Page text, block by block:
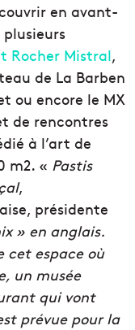
en avant-
Rocher Mistral,
de La Barben
ou encore le MX
de rencontres
à l’art de
m2. « Pastis
,
présidente
» en anglais.
cet espace où
un musée
qui vont
prévue pour la